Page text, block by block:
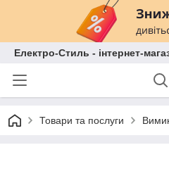
Електро-Стиль - інтернет-
Товари та послуги